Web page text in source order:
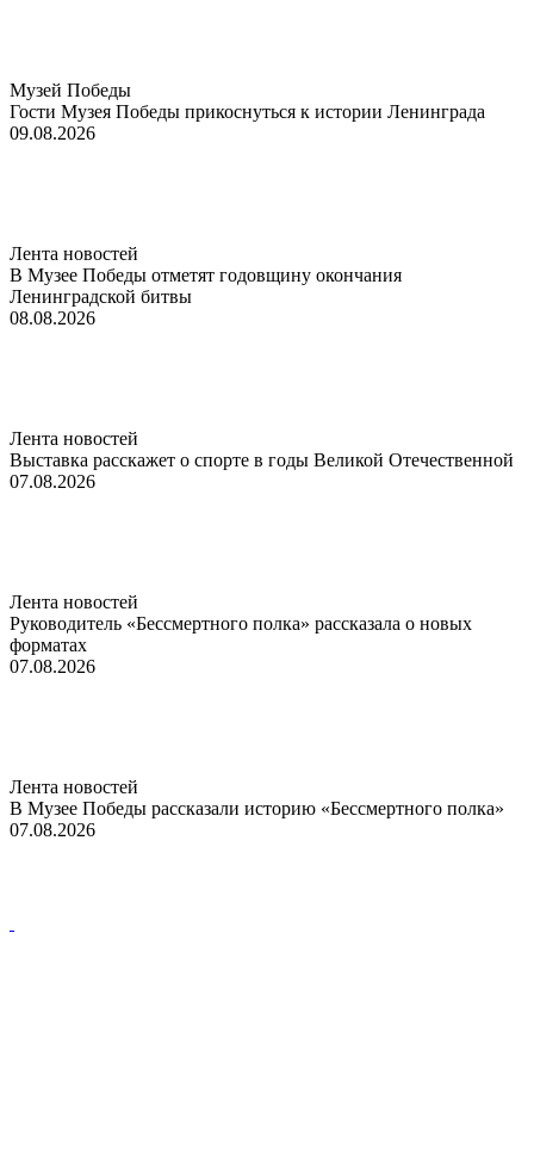
Музей Победы
Гости Музея Победы прикоснуться к истории Ленинграда
09.08.2026
Лента новостей
В Музее Победы отметят годовщину окончания
Ленинградской битвы
08.08.2026
Лента новостей
Выставка расскажет о спорте в годы Великой Отечественной
07.08.2026
Лента новостей
Руководитель «Бессмертного полка» рассказала о новых
форматах
07.08.2026
Лента новостей
В Музее Победы рассказали историю «Бессмертного полка»
07.08.2026